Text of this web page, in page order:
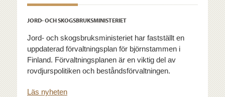
JORD- OCH SKOGSBRUKSMINISTERIET
Jord- och skogsbruksministeriet har fastställt en
uppdaterad förvaltningsplan för björnstammen i
Finland. Förvaltningsplanen är en viktig del av
rovdjurspolitiken och beståndsförvaltningen.
Läs nyheten